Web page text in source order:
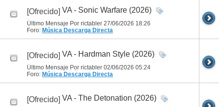
[Ofrecido] VA - Sonic Warfare (2026)
Último Mensaje Por rictabler 27/06/2026 18:26
Foro: Música Descarga Directa
[Ofrecido] VA - Hardman Style (2026)
Último Mensaje Por rictabler 02/06/2026 05:24
Foro: Música Descarga Directa
[Ofrecido] VA - The Detonation (2026)